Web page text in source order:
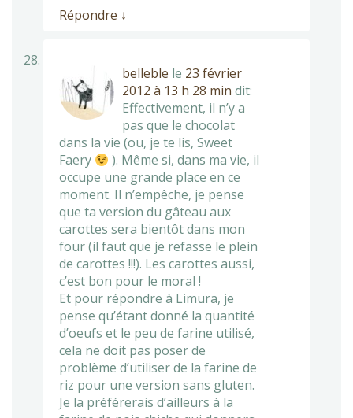
Répondre ↓
belleble le 23 février
2012 à 13 h 28 min dit:
Effectivement, il n’y a
pas que le chocolat
dans la vie (ou, je te lis, Sweet
Faery
). Même si, dans ma vie, il
occupe une grande place en ce
moment. Il n’empêche, je pense
que ta version du gâteau aux
carottes sera bientôt dans mon
four (il faut que je refasse le plein
de carottes !!!). Les carottes aussi,
c’est bon pour le moral !
Et pour répondre à Limura, je
pense qu’étant donné la quantité
d’oeufs et le peu de farine utilisé,
cela ne doit pas poser de
problème d’utiliser de la farine de
riz pour une version sans gluten.
Je la préférerais d’ailleurs à la